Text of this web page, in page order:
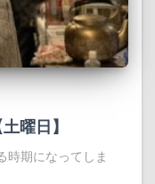
曜日】
時期になってしま